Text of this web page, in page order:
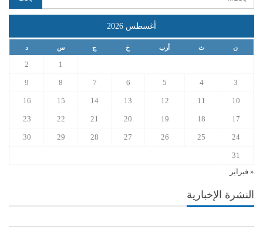
أغسطس 2026
ن ث أرب خ ج س د
1
2
3
4
5
6
7
8
9
10
11
12
13
14
15
16
17
18
19
20
21
22
23
24
25
26
27
28
29
30
31
« فبراير
النشرة الإخبارية